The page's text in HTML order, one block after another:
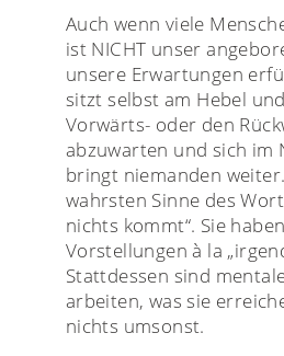
Auch wenn viele
ist NICHT unser
unsere Erwartungen
sitzt selbst am Hebel
Vorwärts- oder den
abzuwarten und sich im
bringt niemanden
wahrsten Sinne des
nichts kommt“. Sie
Vorstellungen à la
Stattdessen sind
arbeiten, was sie
nichts umsonst.